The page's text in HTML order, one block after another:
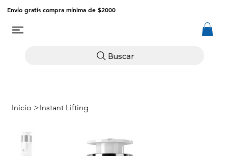
Envío gratis compra mínima de $2000
Buscar
Inicio >Instant Lifting